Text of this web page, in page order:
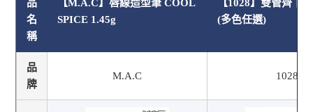
品
名
稱
【M.A.C】唇線造型筆 COOL
SPICE 1.45g
【1028】雙管齊下
(多色任選)
品
牌
M.A.C 1028